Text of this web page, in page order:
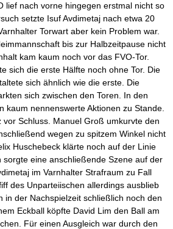
lief nach vorne hingegen erstmal nicht so
setzte Isuf Avdimetajnach etwa 20
Torwart aber kein Problem war.
bis zur Halbzeitpause nicht
kam kaum noch vor das FVO-Tor.
sich die erste Hälfte noch ohne Tor. Die
sich ähnlich wie die erste. Die
sich zwischen den Toren. In den
kaum nennenswerte Aktionen zu Stande.
vor Schluss. Manuel Groß umkurvte den
wegen zu spitzem Winkel nicht
Huschebeckklärte noch auf der Linie
sorgte eine anschließende Szene auf der
im Varnhalter Strafraum zu Fall
des Unparteiischen allerdings ausblieb
in der Nachspielzeit schließlich noch den
Eckball köpfte David Lim den Ball am
Für einen Ausgleich war durch den